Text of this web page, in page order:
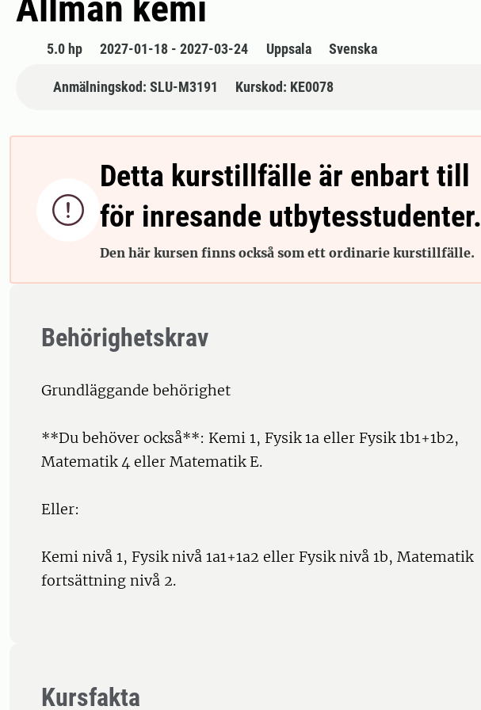
5.0 hp 2027-01-18 - 2027-03-24 Uppsala Svenska
Anmälningskod: SLU-M3191 Kurskod: KE0078

Detta kurstillfälle är enbart till
för inresande utbytesstudenter.
Den här kursen finns också som ett ordinarie kurstillfälle.
Behörighetskrav
Grundläggande behörighet
**Du behöver också**: Kemi 1, Fysik 1a eller Fysik 1b1+1b2,
Matematik 4 eller Matematik E.
Eller:
Kemi nivå 1, Fysik nivå 1a1+1a2 eller Fysik nivå 1b, Matematik
fortsättning nivå 2.
Kursfakta